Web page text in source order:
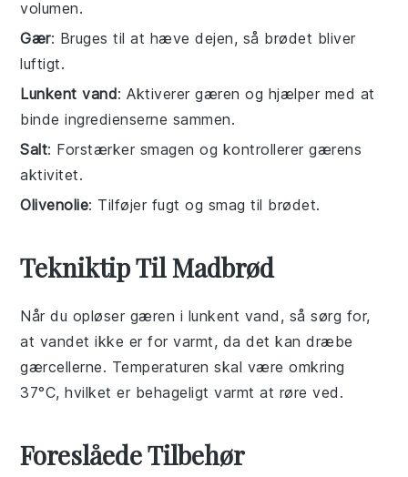
volumen.
Gær: Bruges til at hæve dejen, så brødet bliver
luftigt.
Lunkent vand: Aktiverer gæren og hjælper med at
binde ingredienserne sammen.
Salt: Forstærker smagen og kontrollerer gærens
aktivitet.
Olivenolie: Tilføjer fugt og smag til brødet.
Tekniktip Til Madbrød
Når du opløser gæren i lunkent vand , så sørg for,
at vandet ikke er for varmt, da det kan dræbe
gærcellerne. Temperaturen skal være omkring
37°C, hvilket er behageligt varmt at røre ved.
Foreslåede Tilbehør